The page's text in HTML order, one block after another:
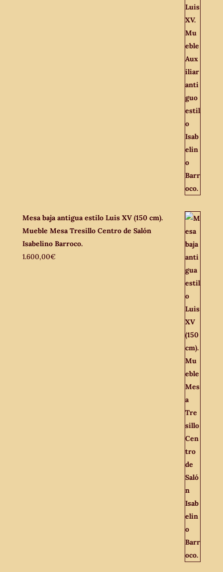
Mesa baja antigua estilo Luis XV (150 cm).
Mueble Mesa Tresillo Centro de Salón
Isabelino Barroco.
1.600,00€